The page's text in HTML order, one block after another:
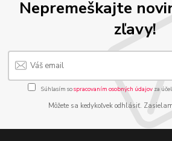
Nepremeškajte
zľavy!
Súhlasím sospracovaním osobných údajov za
Môžete sa kedykoľvek odhlásiť.